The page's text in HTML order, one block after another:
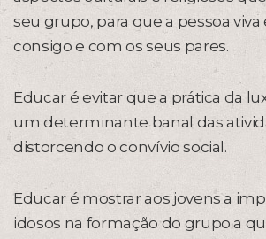
seu grupo, para que a pessoa
consigo e com os seus pares.
Educar é evitar que a prática da
um determinante banal das
distorcendo o convívio social.
Educar é mostrar aos jovens a
idosos na formação do grupo a